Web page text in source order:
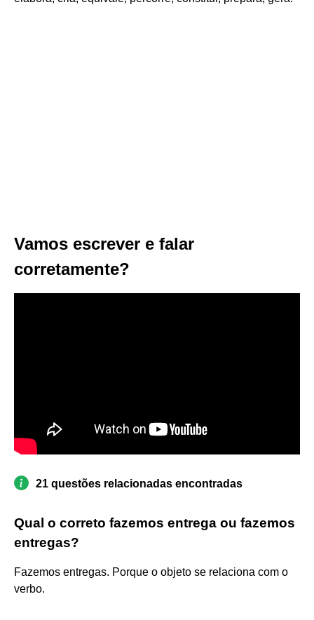
Vamos escrever e falar
corretamente?
21 questões relacionadas encontradas
Qual o correto fazemos entrega ou fazemos
entregas?
Fazemos entregas. Porque o objeto se relaciona com o
verbo.